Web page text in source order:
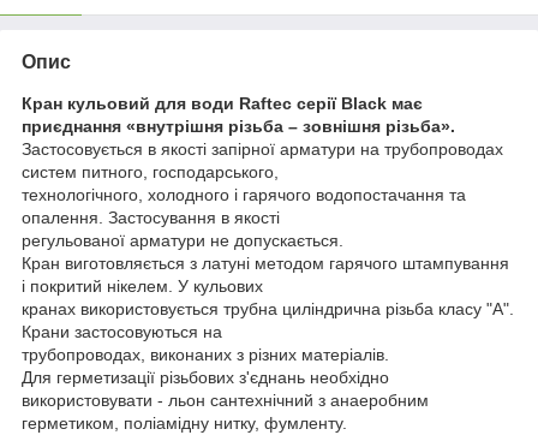
Опис
Кран кульовий для води Raftec серії Black має
приєднання «внутрішня різьба – зовнішня різьба».
Застосовується в якості запірної арматури на трубопроводах
систем питного, господарського,
технологічного, холодного і гарячого водопостачання та
опалення. Застосування в якості
регульованої арматури не допускається.
Кран виготовляється з латуні методом гарячого штампування
і покритий нікелем. У кульових
кранах використовується трубна циліндрична різьба класу "А".
Крани застосовуються на
трубопроводах, виконаних з різних матеріалів.
Для герметизації різьбових з'єднань необхідно
використовувати - льон сантехнічний з анаеробним
герметиком, поліамідну нитку, фумленту.